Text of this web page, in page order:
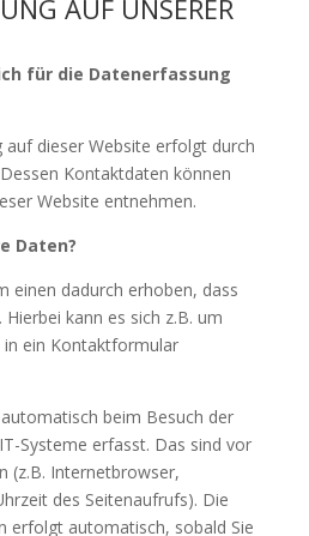
AUF UNSERER
für die Datenerfassung
dieser Website erfolgt durch
Kontaktdaten können
Website entnehmen.
Daten?
einen dadurch erhoben, dass
kann es sich z.B. um
in ein Kontaktformular
beim Besuch der
Systeme erfasst. Das sind vor
(z.B. Internetbrowser,
des Seitenaufrufs). Die
erfolgt automatisch, sobald Sie